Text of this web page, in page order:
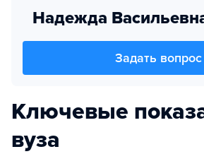
Надежда
Задать вопрос
Ключевые
вуза